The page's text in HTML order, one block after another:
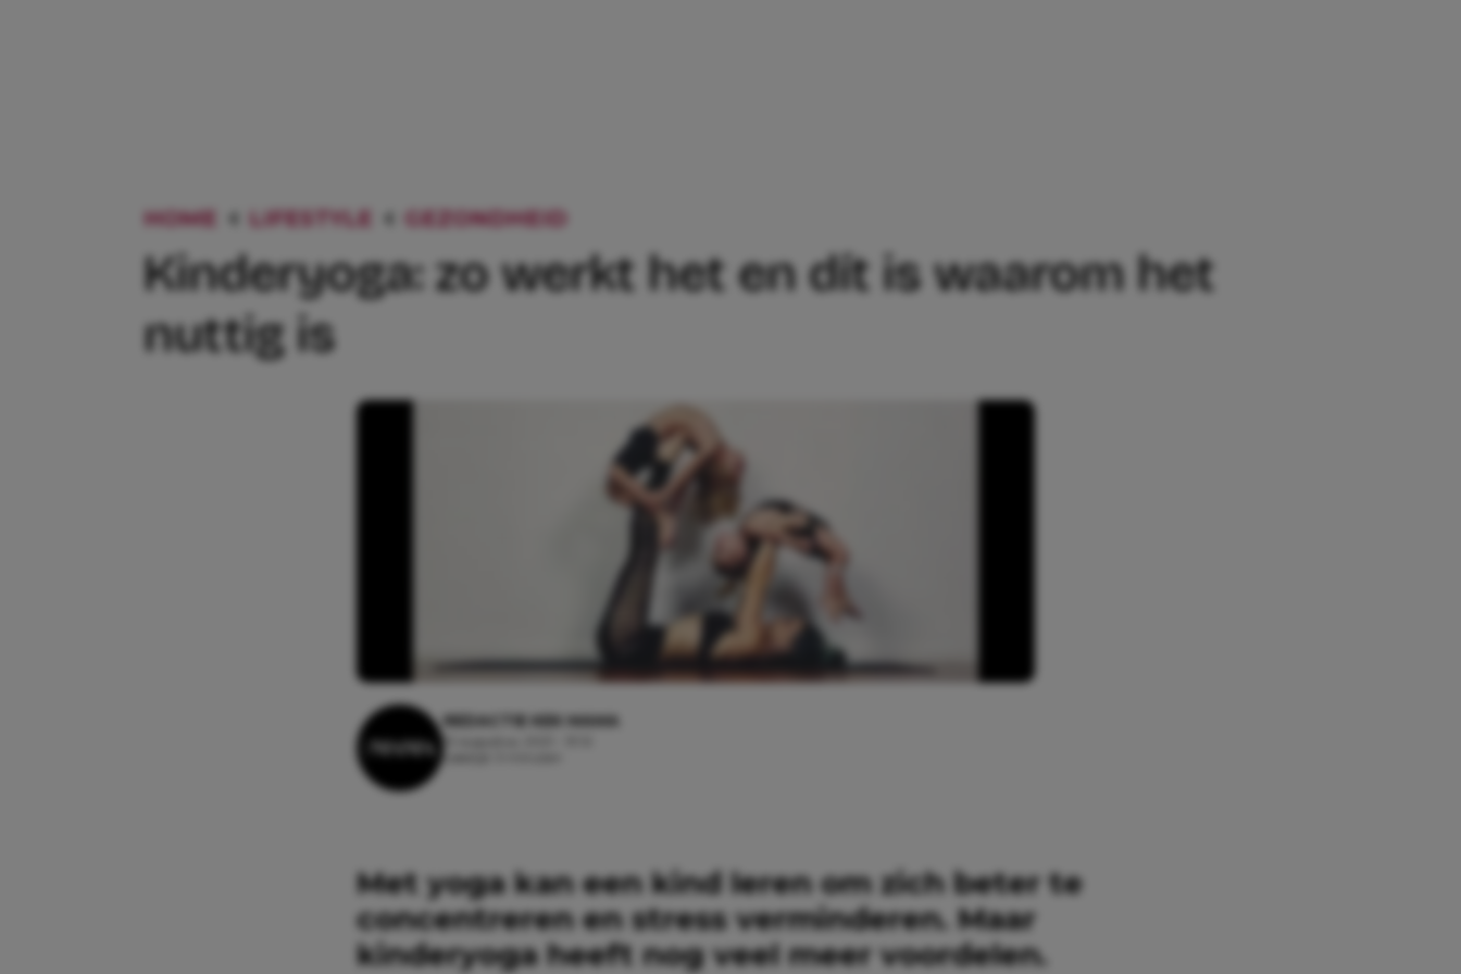
HOME LIFESTYLE GEZONDHEID
Kinderyoga: zo werkt het en dít is waarom het
nuttig is
REDACTIE KEK MAMA
Met yoga kan een kind leren om zich beter te
concentreren en stress verminderen. Maar
kinderyoga heeft nog veel meer voordelen.